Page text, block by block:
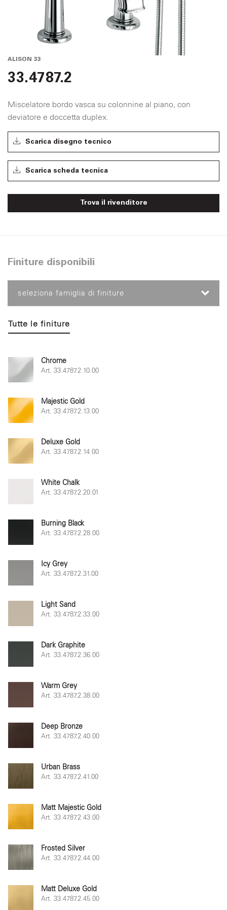
ALISON 33
33.4787.2
Miscelatore bordo vasca su colonnine al piano, con
deviatore e doccetta duplex.
Scarica disegno tecnico
Scarica scheda tecnica
Trova il rivenditore
Finiture disponibili
seleziona famiglia di finiture
Tutte le finiture
Chrome
Art. 33.4787.2.10.00
Majestic Gold
Art. 33.4787.2.13.00
Deluxe Gold
Art. 33.4787.2.14.00
White Chalk
Art. 33.4787.2.20.01
Burning Black
Art. 33.4787.2.28.00
Icy Grey
Art. 33.4787.2.31.00
Light Sand
Art. 33.4787.2.33.00
Dark Graphite
Art. 33.4787.2.36.00
Warm Grey
Art. 33.4787.2.38.00
Deep Bronze
Art. 33.4787.2.40.00
Urban Brass
Art. 33.4787.2.41.00
Matt Majestic Gold
Art. 33.4787.2.43.00
Frosted Silver
Art. 33.4787.2.44.00
Matt Deluxe Gold
Art. 33.4787.2.45.00